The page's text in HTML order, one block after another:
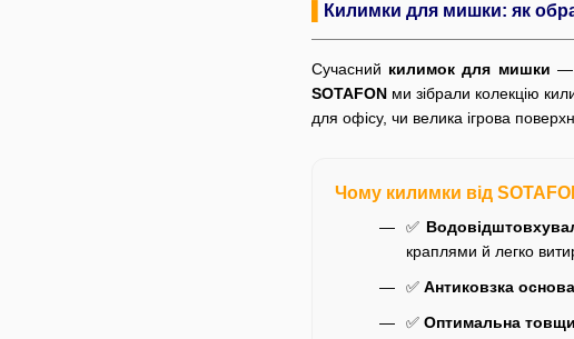
Килимки для мишки: як
Сучасний килимок для мишки —
SOTAFON ми зібрали колекцію
для офісу, чи велика ігрова
Чому килимки від
✅
краплями й легко
✅ Антиковзка
✅ Оптимальна